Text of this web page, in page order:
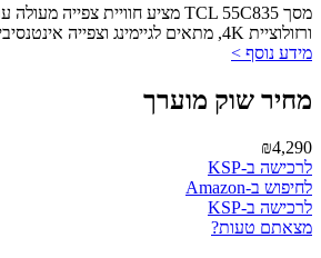
ורזולוציית 4K, מתאים לגיימינג וצפייה אינטנסיבית.
מידע נוסף >
מחיר שוק מוערך
₪4,290
לרכישה ב-KSP
לחיפוש ב-Amazon
לרכישה ב-KSP
מצאתם טעות?